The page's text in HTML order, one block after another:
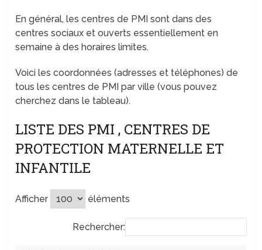
En général, les centres de PMI sont dans des
centres sociaux et ouverts essentiellement en
semaine à des horaires limites.
Voici les coordonnées (adresses et téléphones) de
tous les centres de PMI par ville (vous pouvez
cherchez dans le tableau).
LISTE DES PMI , CENTRES DE
PROTECTION MATERNELLE ET
INFANTILE
Afficher éléments
Rechercher: